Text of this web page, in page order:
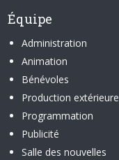
Équipe
Administration
Animation
Bénévoles
Production extérieure
Programmation
Publicité
Salle des nouvelles